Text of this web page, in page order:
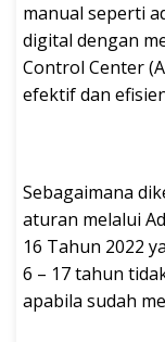
manual seperti
digital dengan
Control Center
efektif dan
Sebagaimana
aturan melalui
16 Tahun 2022
6 – 17 tahun
apabila sudah